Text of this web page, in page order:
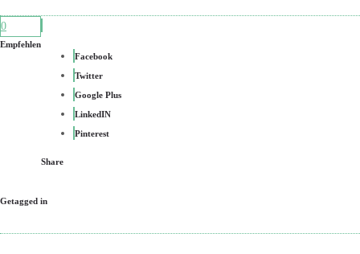
0
Empfehlen
Facebook
Twitter
Google Plus
LinkedIN
Pinterest
Share
Getagged in